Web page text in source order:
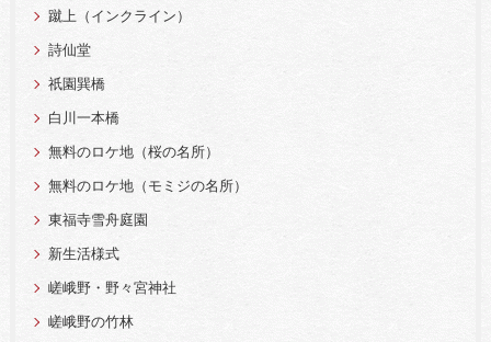
蹴上（インクライン）
詩仙堂
祇園巽橋
白川一本橋
無料のロケ地（桜の名所）
無料のロケ地（モミジの名所）
東福寺雪舟庭園
新生活様式
嵯峨野・野々宮神社
嵯峨野の竹林